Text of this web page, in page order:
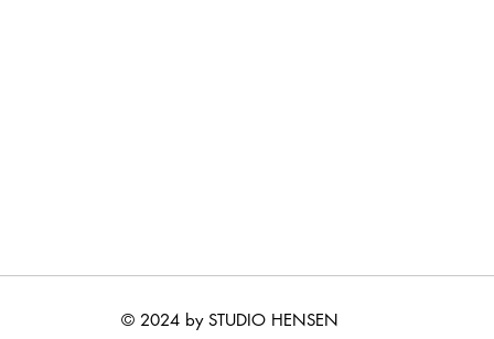
© 2024 by STUDIO HENSEN